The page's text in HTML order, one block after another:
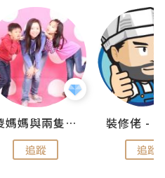
儍媽媽與兩隻小魔怪之家
追蹤 追蹤